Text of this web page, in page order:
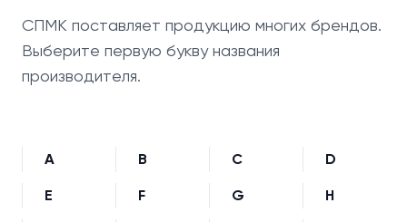
СПМК поставляет продукцию многих брендов.
Выберите первую букву названия
производителя.
A B C D
E F G H